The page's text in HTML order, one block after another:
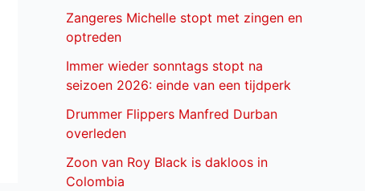
Zangeres Michelle stopt met zingen en
optreden
Immer wieder sonntags stopt na
seizoen 2026: einde van een tijdperk
Drummer Flippers Manfred Durban
overleden
Zoon van Roy Black is dakloos in
Colombia